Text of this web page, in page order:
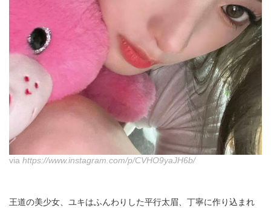
via https://www.instagram.com/p/CVHO9yaJH6b/
王道の美少女、ユキはふんわりした平行太眉、丁寧に作り込まれ